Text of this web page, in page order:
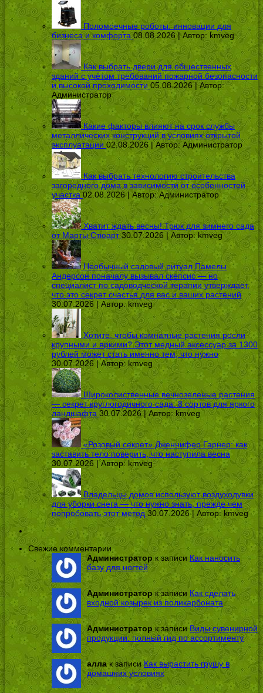
Поломоечные роботы: инновации для
бизнеса и комфорта 08.08.2026 | Автор:kmveg
Как выбрать двери для общественных
зданий с учётом требований пожарной безопасности
и высокой проходимости 05.08.2026 | Автор:
Администратор
Какие факторы влияют на срок службы
металлических конструкций в условиях открытой
эксплуатации 02.08.2026 | Автор:Администратор
Как выбрать технологию строительства
загородного дома в зависимости от особенностей
участка 02.08.2026 | Автор:Администратор
Хватит ждать весны! Трюк для зимнего сада
от Марты Стюарт 30.07.2026 | Автор:kmveg
Необычный садовый ритуал Памелы
Андерсон поначалу вызывал скепсис — но
специалист по садоводческой терапии утверждает,
что это секрет счастья для вас и ваших растений
30.07.2026 | Автор:kmveg
Хотите, чтобы комнатные растения росли
крупными и яркими? Этот медный аксессуар за 1300
рублей может стать именно тем, что нужно
30.07.2026 | Автор: kmveg
Широколиственные вечнозеленые растения
— секрет круглогодичного сада: 8 сортов для яркого
ландшафта 30.07.2026 | Автор:kmveg
«Розовый секрет» Дженнифер Гарнер: как
заставить тело поверить, что наступила весна
30.07.2026 | Автор: kmveg
Владельцы домов используют воздуходувки
для уборки снега — что нужно знать, прежде чем
попробовать этот метод 30.07.2026 | Автор:kmveg
Свежие комментарии
Администраторк записи Как наносить
базу для ногтей
Администраторк записи Как сделать
входной козырек из поликарбоната
Администратор к записи Виды сувенирной
продукции: полный гид по ассортименту
аллак записиКак вырастить грушу в
домашних условиях